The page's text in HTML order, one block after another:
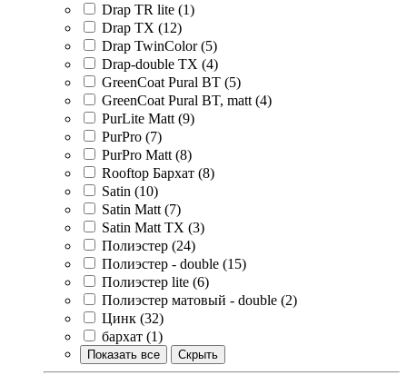
Drap TR lite (1)
Drap TX (12)
Drap TwinColor (5)
Drap-double TX (4)
GreenCoat Pural BT (5)
GreenCoat Pural BT, matt (4)
PurLite Matt (9)
PurPro (7)
PurPro Matt (8)
Rooftop Бархат (8)
Satin (10)
Satin Matt (7)
Satin Matt TX (3)
Полиэстер (24)
Полиэстер - double (15)
Полиэстер lite (6)
Полиэстер матовый - double (2)
Цинк (32)
бархат (1)
Показать все Скрыть